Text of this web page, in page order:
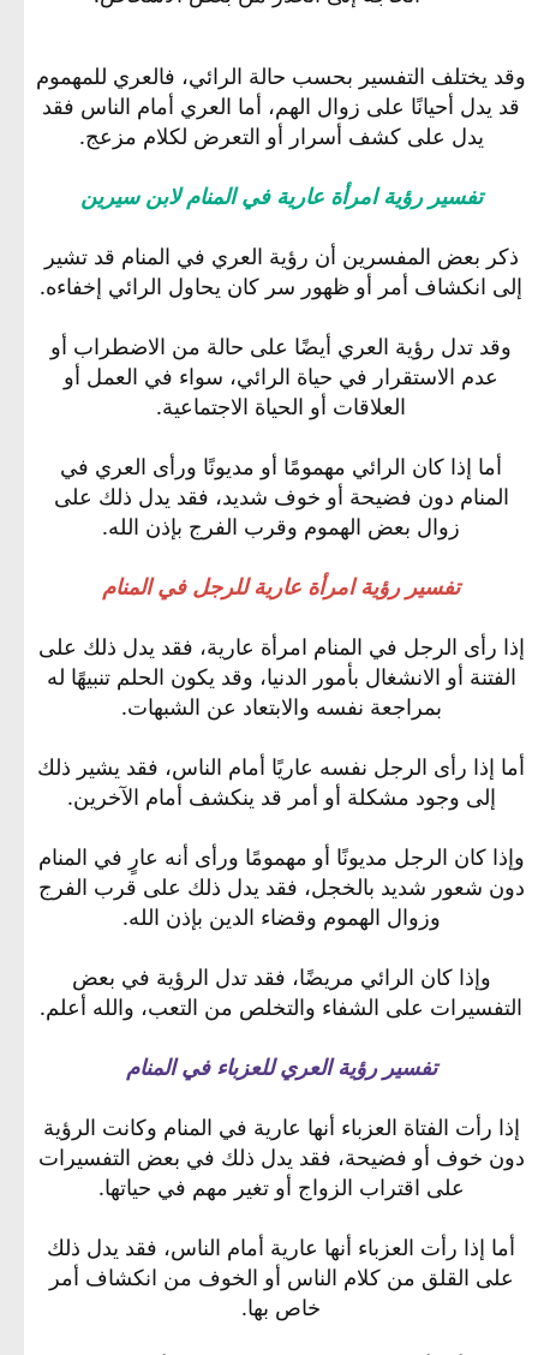
وقد يختلف التفسير بحسب حالة الرائي، فالعري للمهموم
قد يدل أحيانًا على زوال الهم، أما العري أمام الناس فقد
يدل على كشف أسرار أو التعرض لكلام مزعج.
تفسير رؤية امرأة عارية في المنام لابن سيرين
ذكر بعض المفسرين أن رؤية العري في المنام قد تشير
إلى انكشاف أمر أو ظهور سر كان يحاول الرائي إخفاءه.
وقد تدل رؤية العري أيضًا على حالة من الاضطراب أو
عدم الاستقرار في حياة الرائي، سواء في العمل أو
العلاقات أو الحياة الاجتماعية.
أما إذا كان الرائي مهمومًا أو مديونًا ورأى العري في
المنام دون فضيحة أو خوف شديد، فقد يدل ذلك على
زوال بعض الهموم وقرب الفرج بإذن الله.
تفسير رؤية امرأة عارية للرجل في المنام
إذا رأى الرجل في المنام امرأة عارية، فقد يدل ذلك على
الفتنة أو الانشغال بأمور الدنيا، وقد يكون الحلم تنبيهًا له
بمراجعة نفسه والابتعاد عن الشبهات.
أما إذا رأى الرجل نفسه عاريًا أمام الناس، فقد يشير ذلك
إلى وجود مشكلة أو أمر قد ينكشف أمام الآخرين.
وإذا كان الرجل مديونًا أو مهمومًا ورأى أنه عارٍ في المنام
دون شعور شديد بالخجل، فقد يدل ذلك على قرب الفرج
وزوال الهموم وقضاء الدين بإذن الله.
وإذا كان الرائي مريضًا، فقد تدل الرؤية في بعض
التفسيرات على الشفاء والتخلص من التعب، والله أعلم.
تفسير رؤية العري للعزباء في المنام
إذا رأت الفتاة العزباء أنها عارية في المنام وكانت الرؤية
دون خوف أو فضيحة، فقد يدل ذلك في بعض التفسيرات
على اقتراب الزواج أو تغير مهم في حياتها.
أما إذا رأت العزباء أنها عارية أمام الناس، فقد يدل ذلك
على القلق من كلام الناس أو الخوف من انكشاف أمر
خاص بها.